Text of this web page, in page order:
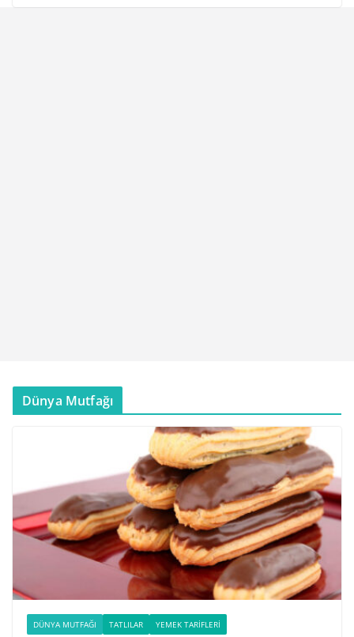
Dünya Mutfağı
DÜNYA MUTFAĞI TATLILAR YEMEK TARIFLERI